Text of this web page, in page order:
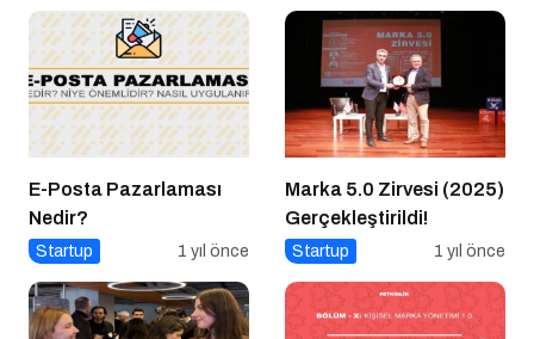
E-Posta Pazarlaması
Nedir?
Startup 1 yıl önce
Marka 5.0 Zirvesi (2025)
Gerçekleştirildi!
Startup 1 yıl önce